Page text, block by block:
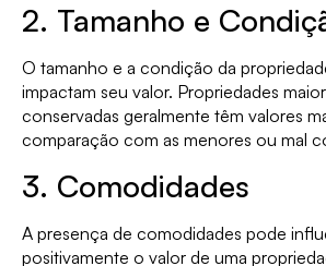
2. Tamanho e
O tamanho e a condição da
impactam seu valor. Propriedades
conservadas geralmente têm valores
comparação com as menores ou mal
3. Comodidades
A presença de comodidades pode
positivamente o valor de uma